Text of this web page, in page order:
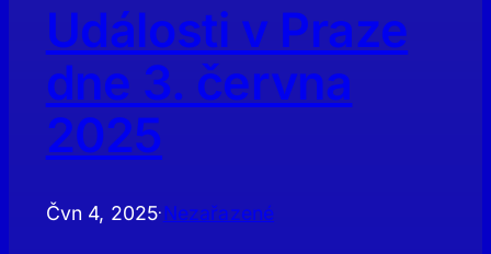
Události v Praze
dne 3. června
2025
Čvn 4, 2025· Nezařazené